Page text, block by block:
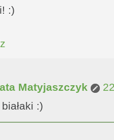
:)
Matyjaszczyk
:)